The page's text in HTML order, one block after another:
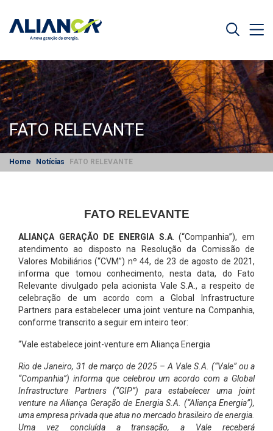
FATO RELEVANTE
Home Notícias FATO RELEVANTE
FATO RELEVANTE
ALIANÇA GERAÇÃO DE ENERGIA S.A. (“Companhia”), em
atendimento ao disposto na Resolução da Comissão de
Valores Mobiliários (“CVM”) nº 44, de 23 de agosto de 2021,
informa que tomou conhecimento, nesta data, do Fato
Relevante divulgado pela acionista Vale S.A., a respeito de
celebração de um acordo com a Global Infrastructure
Partners para estabelecer uma joint venture na Companhia,
conforme transcrito a seguir em inteiro teor:
“Vale estabelece joint-venture em Aliança Energia
Rio de Janeiro, 31 de março de 2025 – A Vale S.A. (“Vale” ou a
“Companhia”) informa que celebrou um acordo com a Global
Infrastructure Partners (“GIP”) para estabelecer uma joint
venture na Aliança Geração de Energia S.A. (“Aliança Energia”),
uma empresa privada que atua no mercado brasileiro de energia.
Uma vez concluída a transação, a Vale receberá